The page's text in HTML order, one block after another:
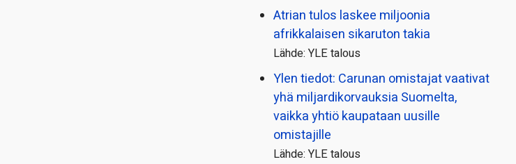
Atrian tulos laskee miljoonia
afrikkalaisen sikaruton takia
Lähde: YLE talous
Ylen tiedot: Carunan omistajat vaativat
yhä miljardi­korvauksia Suomelta,
vaikka yhtiö kaupataan uusille
omistajille
Lähde: YLE talous